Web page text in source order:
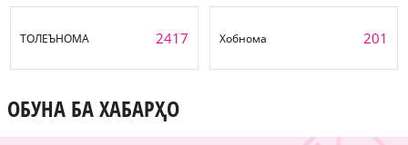
ТОЛЕЪНОМА 2417 Хобнома 201
ОБУНА БА ХАБАРҲО